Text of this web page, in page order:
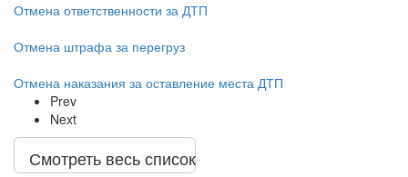
Отмена ответственности за ДТП
Отмена штрафа за перегруз
Отмена наказания за оставление места ДТП
Prev
Next
Смотреть весь список